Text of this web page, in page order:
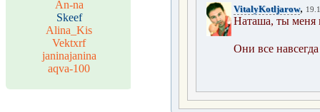
An-na
Skeef
Alina_Kis
Vektxrf
janinajanina
aqva-100
VitalyKotljarow,
Наташа, ты меня
Они все навсегд